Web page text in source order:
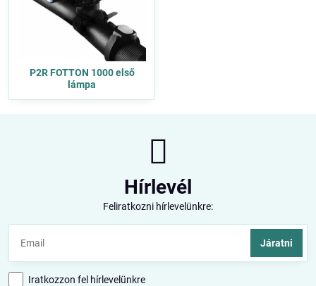
P2R FOTTON 1000 első
lámpa
Hírlevél
Feliratkozni hírlevelünkre:
Járatni
Iratkozzon fel hírlevelünkre